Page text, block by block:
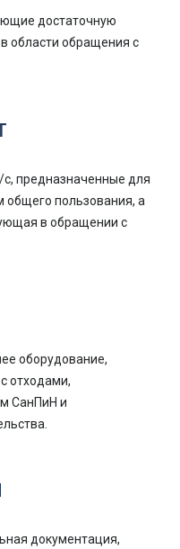
достаточную
области обращения с
предназначенные для
общего пользования, а
в обращении с
оборудование,
отходами,
СанПиН и
документация,